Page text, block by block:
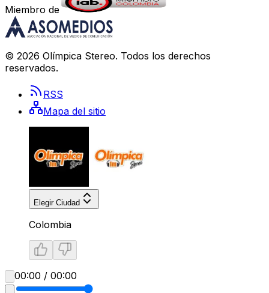
Miembro de
© 2026 Olímpica Stereo. Todos los derechos
reservados.
RSS
Mapa del sitio
Elegir Ciudad
Colombia
00:00 / 00:00